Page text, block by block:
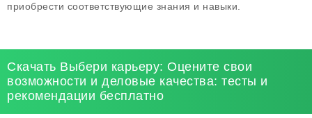
приобрести соответствующие знания и навыки.
Скачать Выбери карьеру: Оцените свои
возможности и деловые качества: тесты и
рекомендации бесплатно